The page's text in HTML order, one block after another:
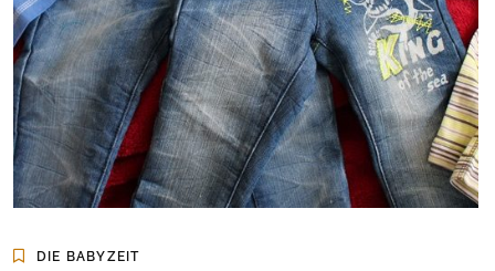
DIE BABYZEIT